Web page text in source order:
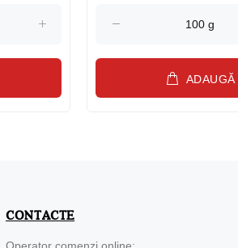
ADAUGĂ
CONTACTE